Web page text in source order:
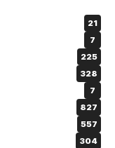
21
7
225
328
7
827
557
304